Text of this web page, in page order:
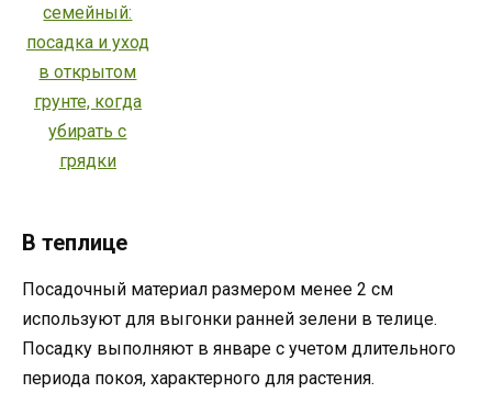
В теплице
Посадочный материал размером менее 2 см
используют для выгонки ранней зелени в телице.
Посадку выполняют в январе с учетом длительного
периода покоя, характерного для растения.